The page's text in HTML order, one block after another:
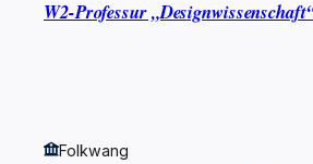
W2-Professur
Folkwang